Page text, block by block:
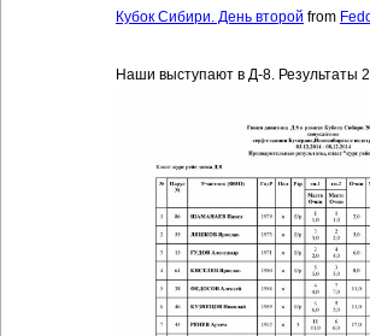
Кубок Сибири. День второй from
Наши выступают в Д-8. Результаты